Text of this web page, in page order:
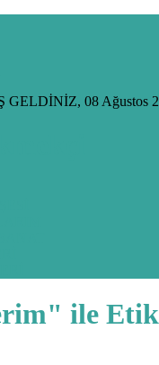
GELDİNİZ, 08 Ağustos
ile